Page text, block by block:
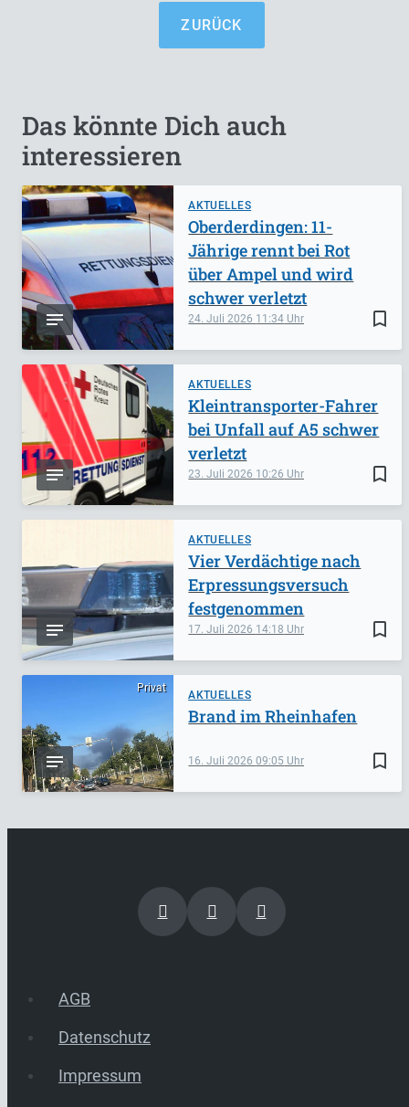
ZURÜCK
Das könnte Dich auch
interessieren
AKTUELLES
bookmark_border
24. Juli 2026 11:34
Oberderdingen: 11-
Jährige rennt bei Rot
über Ampel und wird
schwer verletzt
AKTUELLES
bookmark_border
23. Juli 2026 10:26
Kleintransporter-Fahrer
bei Unfall auf A5 schwer
verletzt
AKTUELLES
bookmark_border
17. Juli 2026 14:18
Vier Verdächtige nach
Erpressungsversuch
festgenommen
Privat
AKTUELLES
bookmark_border
16. Juli 202609:05
Brand im Rheinhafen
AGB
Datenschutz
Impressum